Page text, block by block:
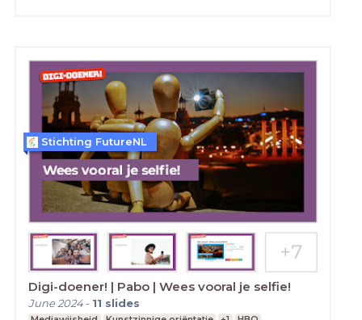
Digi-doener! | Pabo | Wees vooral je selfie!
June 2024- 11 slides
Stichting FutureNL